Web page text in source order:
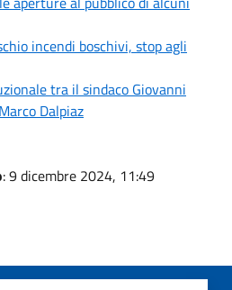
incendi boschivi, stop agli
tra il sindaco Giovanni
Dalpiaz
: 9 dicembre 2024, 11:49